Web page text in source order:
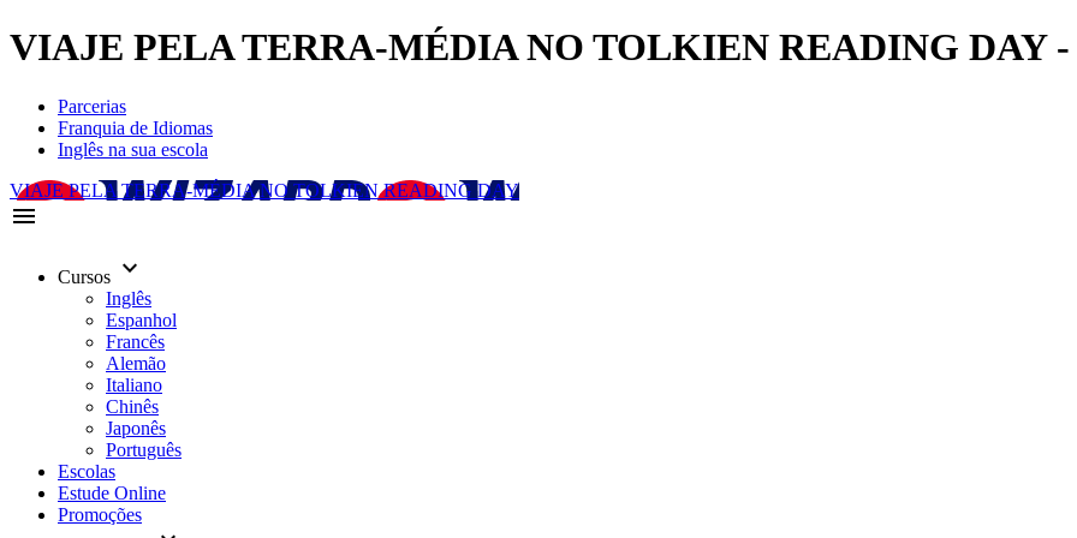
VIAJE PELA TERRA-MÉDIA NO TOLKIEN READING DAY -
Parcerias
Franquia de Idiomas
Inglês na sua escola
VIAJE PELA TERRA-MÉDIA NO TOLKIEN READING DAY
menu
Cursos keyboard_arrow_down
Inglês
Espanhol
Francês
Alemão
Italiano
Chinês
Japonês
Português
Escolas
Estude Online
Promoções